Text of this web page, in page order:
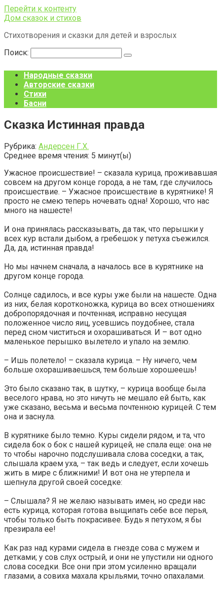
Перейти к контенту
Дом сказок и стихов
Стихотворения и сказки для детей и взрослых
Поиск:
Народные сказки
Авторские сказки
Стихи
Басни
Сказка Истинная правда
Рубрика: Андерсен Г.Х.
Среднее время чтения: 5 минут(ы)
Ужасное происшествие! – сказала курица, проживавшая
совсем на другом конце города, а не там, где случилось
происшествие. – Ужасное происшествие в курятнике! Я
просто не смею теперь ночевать одна! Хорошо, что нас
много на нашесте!
И она принялась рассказывать, да так, что перышки у
всех кур встали дыбом, а гребешок у петуха съежился.
Да, да, истинная правда!
Но мы начнем сначала, а началось все в курятнике на
другом конце города.
Солнце садилось, и все куры уже были на нашесте. Одна
из них, белая коротконожка, курица во всех отношениях
добропорядочная и почтенная, исправно несущая
положенное число яиц, усевшись поудобнее, стала
перед сном чиститься и охорашиваться. И – вот одно
маленькое перышко вылетело и упало на землю.
– Ишь полетело! – сказала курица. – Ну ничего, чем
больше охорашиваешься, тем больше хорошеешь!
Это было сказано так, в шутку, – курица вообще была
веселого нрава, но это ничуть не мешало ей быть, как
уже сказано, весьма и весьма почтенною курицей. С тем
она и заснула.
В курятнике было темно. Куры сидели рядом, и та, что
сидела бок о бок с нашей курицей, не спала еще: она не
то чтобы нарочно подслушивала слова соседки, а так,
слышала краем уха, – так ведь и следует, если хочешь
жить в мире с ближними! И вот она не утерпела и
шепнула другой своей соседке:
– Слышала? Я не желаю называть имен, но среди нас
есть курица, которая готова выщипать себе все перья,
чтобы только быть покрасивее. Будь я петухом, я бы
презирала ее!
Как раз над курами сидела в гнезде сова с мужем и
детками; у сов слух острый, и они не упустили ни одного
слова соседки. Все они при этом усиленно вращали
глазами, а совиха махала крыльями, точно опахалами.